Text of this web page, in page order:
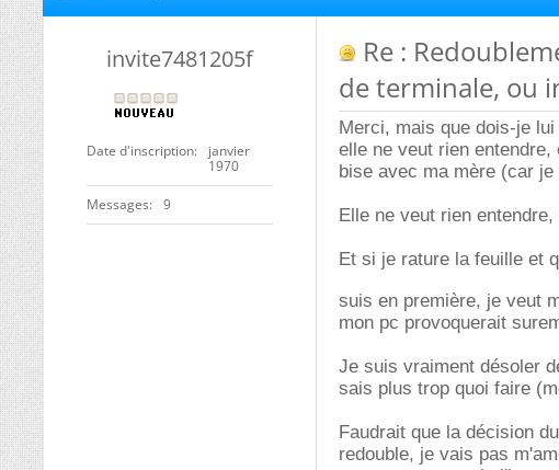
invite7481205f
Date d'inscription
janvier
1970
Messages 9
Re :
de terminale, ou
Merci, mais que dois-je
elle ne veut rien
bise avec ma mère (car
Elle ne veut rien
Et si je rature la feuille et
suis en première, je veut
mon pc provoquerait
Je suis vraiment désoler
sais plus trop quoi faire
Faudrait que la décision
redouble, je vais pas